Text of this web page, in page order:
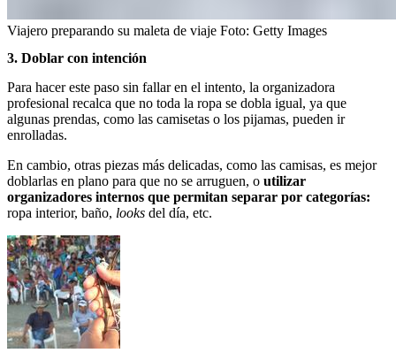
Viajero preparando su maleta de viaje Foto: Getty Images
3. Doblar con intención
Para hacer este paso sin fallar en el intento, la organizadora
profesional recalca que no toda la ropa se dobla igual, ya que
algunas prendas, como las camisetas o los pijamas, pueden ir
enrolladas.
En cambio, otras piezas más delicadas, como las camisas, es mejor
doblarlas en plano para que no se arruguen, o utilizar
organizadores internos que permitan separar por categorías:
ropa interior, baño, looks del día, etc.